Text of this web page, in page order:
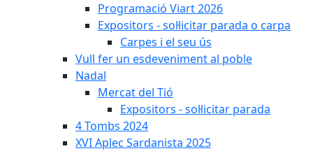
Programació Viart 2026
Expositors - sol·licitar parada o carpa
Carpes i el seu ús
Vull fer un esdeveniment al poble
Nadal
Mercat del Tió
Expositors - sol·licitar parada
4 Tombs 2024
XVI Aplec Sardanista 2025